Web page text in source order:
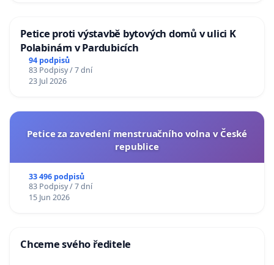
Petice proti výstavbě bytových domů v ulici K
Polabinám v Pardubicích
94 podpisů
83 Podpisy / 7 dní
23 Jul 2026
Petice za zavedení menstruačního volna v České
republice
33 496 podpisů
83 Podpisy / 7 dní
15 Jun 2026
Chceme svého ředitele